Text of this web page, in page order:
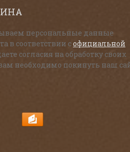
персональные данные
в соответствии софициальной
согласия на обработку своих
необходимо покинуть наш